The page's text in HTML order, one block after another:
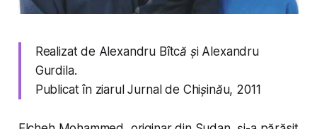
Realizat de Alexandru Bîtcă și Alexandru
Gurdila.
Publicat în ziarul Jurnal de Chișinău, 2011